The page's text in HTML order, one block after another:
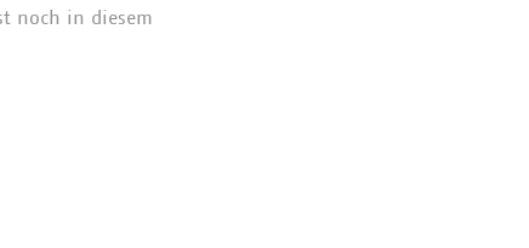
noch in diesem